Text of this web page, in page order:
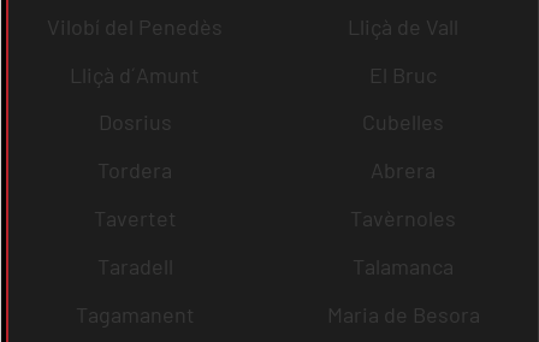
Vilobí del Penedès
Lliçà de Vall
Lliçà d´Amunt
El Bruc
Dosrius
Cubelles
Tordera
Abrera
Tavertet
Tavèrnoles
Taradell
Talamanca
Tagamanent
Maria de Besora